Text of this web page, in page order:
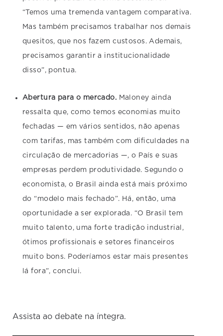
“Temos uma tremenda vantagem comparativa.
Mas também precisamos trabalhar nos demais
quesitos, que nos fazem custosos. Ademais,
precisamos garantir a institucionalidade
disso”, pontua.
Abertura para o mercado. Maloney ainda
ressalta que, como temos economias muito
fechadas — em vários sentidos, não apenas
com tarifas, mas também com dificuldades na
circulação de mercadorias —, o País e suas
empresas perdem produtividade. Segundo o
economista, o Brasil ainda está mais próximo
do “modelo mais fechado”. Há, então, uma
oportunidade a ser explorada. “O Brasil tem
muito talento, uma forte tradição industrial,
ótimos profissionais e setores financeiros
muito bons. Poderíamos estar mais presentes
lá fora”, conclui.
Assista ao debate na íntegra.